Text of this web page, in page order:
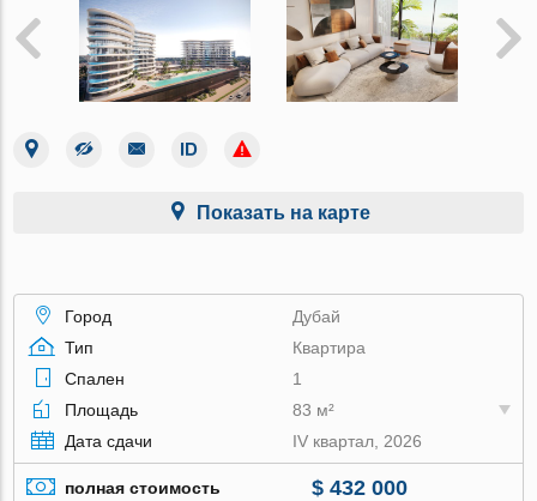
Показать на карте
Город
Дубай
Тип
Квартира
Спален
1
Площадь
83 м²
Дата сдачи
IV квартал, 2026
полная стоимость $ 432 000